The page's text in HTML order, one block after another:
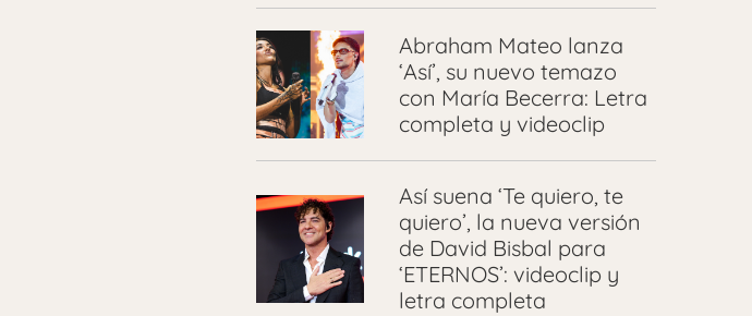
Abraham Mateo lanza
‘Así’, su nuevo temazo
con María Becerra: Letra
completa y videoclip
Así suena ‘Te quiero, te
quiero’, la nueva versión
de David Bisbal para
‘ETERNOS’: videoclip y
letra completa